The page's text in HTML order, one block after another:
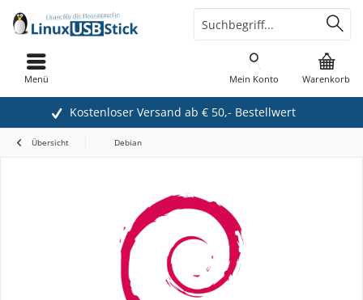
Kostenloser Versand ab € 50,- Bestellwert
Warenkorb
Mein Konto
Menü
Übersicht Debian